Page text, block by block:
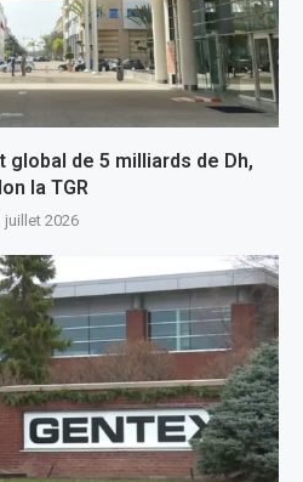
global de 5 milliards de Dh,
la TGR
juillet 2026